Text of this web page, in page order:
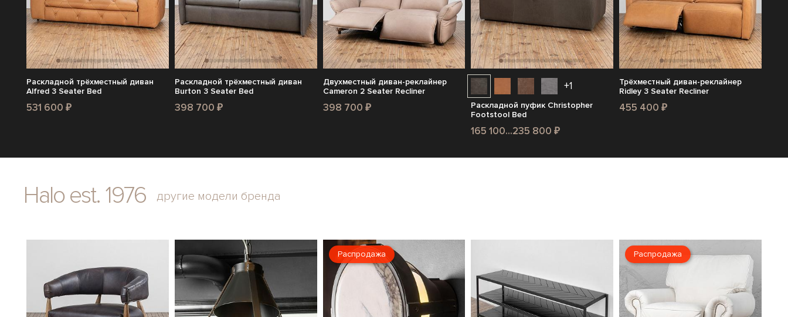
Раскладной трёхместный диван
Alfred 3 Seater Bed
531 600 ₽
Раскладной трёхместный диван
Burton 3 Seater Bed
398 700 ₽
Двухместный диван-реклайнер
Cameron 2 Seater Recliner
398 700 ₽
+1
Раскладной пуфик Christopher
Footstool Bed
165 100...235 800 ₽
Трёхместный диван-реклайнер
Ridley 3 Seater Recliner
455 400 ₽
Halo est. 1976 другие модели бренда
Распродажа Распродажа